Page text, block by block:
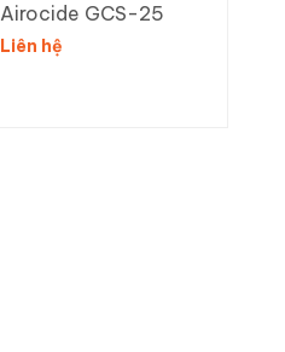
Airocide GCS-25
Liên hệ